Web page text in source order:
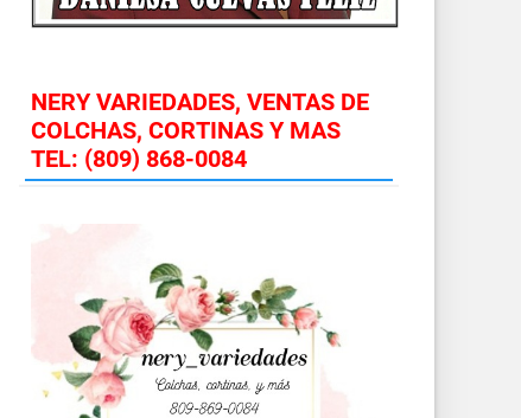
NERY VARIEDADES, VENTAS DE
COLCHAS, CORTINAS Y MAS
TEL: (809) 868-0084